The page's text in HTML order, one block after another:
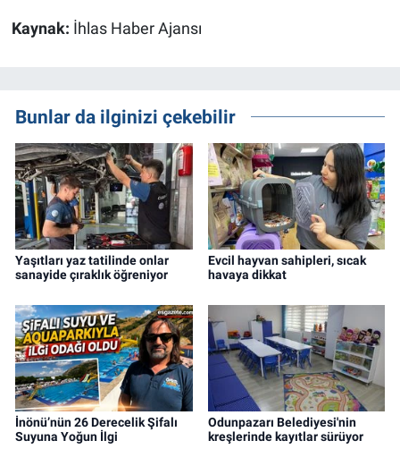
Kaynak: İhlas Haber Ajansı
Bunlar da ilginizi çekebilir
Yaşıtları yaz tatilinde onlar
sanayide çıraklık öğreniyor
Evcil hayvan sahipleri, sıcak
havaya dikkat
İnönü’nün 26 Derecelik Şifalı
Suyuna Yoğun İlgi
Odunpazarı Belediyesi'nin
kreşlerinde kayıtlar sürüyor